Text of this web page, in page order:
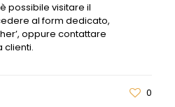
possibile visitare il
al form dedicato,
oppure contattare
clienti.
0